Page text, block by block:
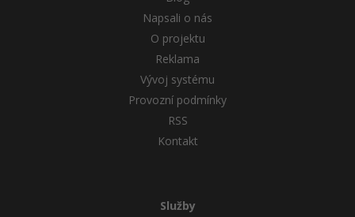
Napsali o nás
O projektu
Reklama
Vývoj systému
Provozní podmínky
RSS
Kontakt
Služby